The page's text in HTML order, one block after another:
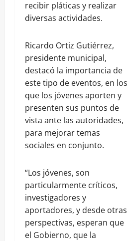
recibir pláticas y realizar
diversas actividades.
Ricardo Ortiz Gutiérrez,
presidente municipal,
destacó la importancia de
este tipo de eventos, en los
que los jóvenes aporten y
presenten sus puntos de
vista ante las autoridades,
para mejorar temas
sociales en conjunto.
“Los jóvenes, son
particularmente críticos,
investigadores y
aportadores, y desde otras
perspectivas, esperan que
el Gobierno, que la